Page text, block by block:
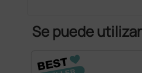
Se puede